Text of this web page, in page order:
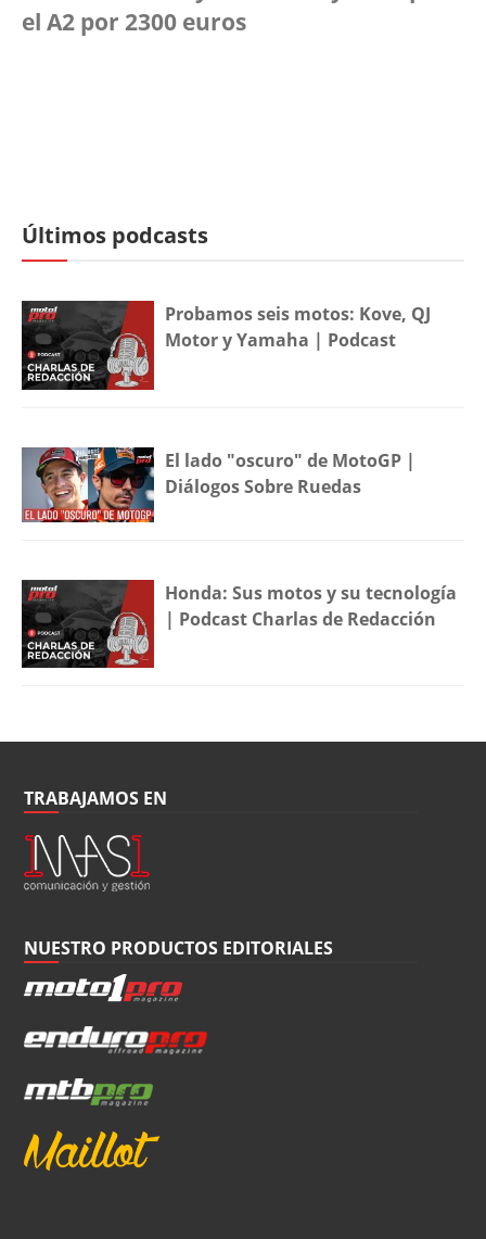
el A2 por 2300 euros
Últimos podcasts
Probamos seis motos: Kove, QJ
Motor y Yamaha | Podcast
El lado "oscuro" de MotoGP |
Diálogos Sobre Ruedas
Honda: Sus motos y su tecnología
| Podcast Charlas de Redacción
TRABAJAMOS EN
NUESTRO PRODUCTOS EDITORIALES